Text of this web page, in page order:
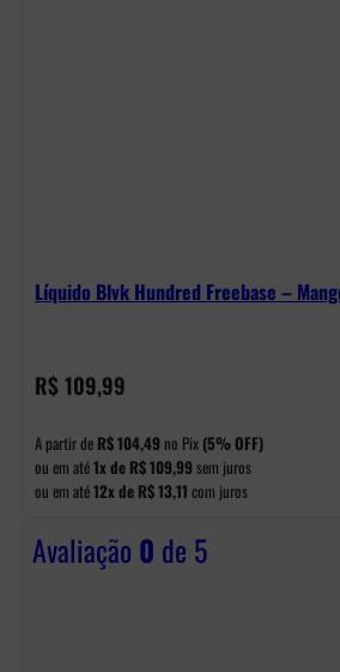
Líquido Blvk Hundred Freebase –
R$ 109,99
A partir de R$104,49 no Pix (5% OFF)
ou em até1x de R$109,99 sem juros
ou em até12x de R$13,11 com juros
Avaliação 0 de 5